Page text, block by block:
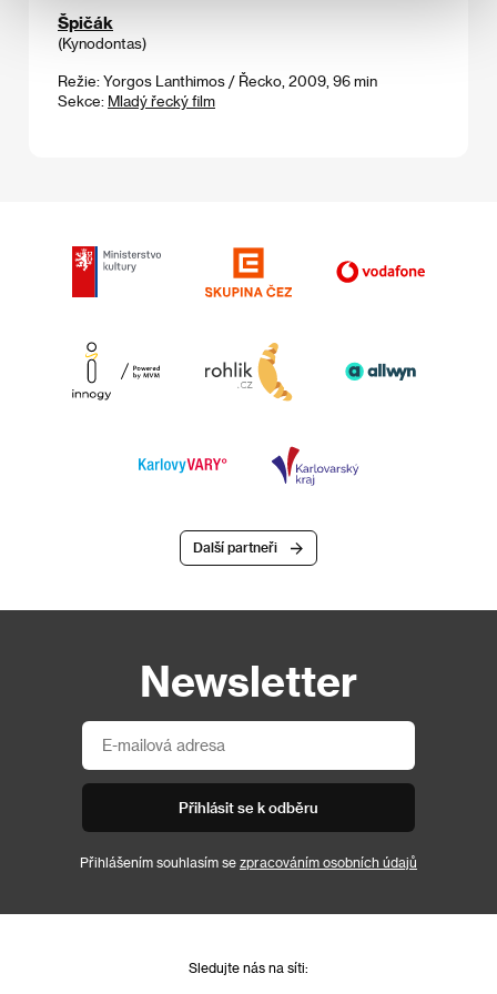
Špičák
(Kynodontas)
Režie: Yorgos Lanthimos / Řecko, 2009, 96 min
Sekce: Mladý řecký film
Další partneři
Newsletter
Přihlásit se k odběru
Přihlášením souhlasím se zpracováním osobních údajů
Sledujte nás na síti: